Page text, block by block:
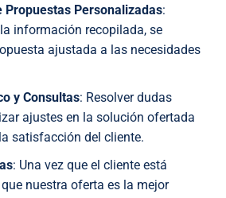
Propuestas Personalizadas:
información recopilada, se
ajustada a las necesidades
y Consultas: Resolver dudas
ajustes en la solución ofertada
satisfacción del cliente.
: Una vez que el cliente está
nuestra oferta es la mejor